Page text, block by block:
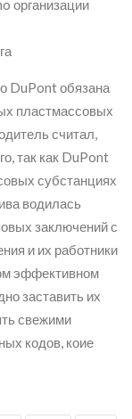
DuPont обязана
пластмассовых
считал,
так как DuPont
субстанциях
водилась
заключений с
и их работники
эффективном
заставить их
свежими
кодов, коие